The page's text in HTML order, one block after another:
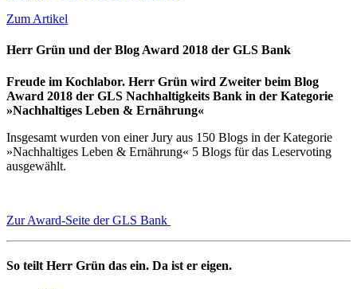
Zum Artikel
Herr Grün und der Blog Award 2018 der GLS Bank
Freude im Kochlabor. Herr Grün wird Zweiter beim Blog
Award 2018 der GLS Nachhaltigkeits Bank in der Kategorie
»Nachhaltiges Leben & Ernährung«
Insgesamt wurden von einer Jury aus 150 Blogs in der Kategorie
»Nachhaltiges Leben & Ernährung« 5 Blogs für das Leservoting
ausgewählt.
Zur Award-Seite der GLS Bank
So teilt Herr Grün das ein. Da ist er eigen.